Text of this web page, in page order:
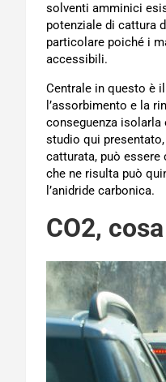
solventi amminici
potenziale di cattura
particolare poiché i
accessibili.
Centrale in questo è
l’assorbimento e la
conseguenza isolarla
studio qui
catturata, può
che ne risulta può
l’anidride carbonica.
CO2,